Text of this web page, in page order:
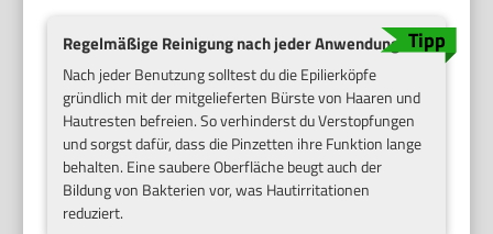
Regelmäßige Reinigung nach jeder Anwendung
Nach jeder Benutzung solltest du die Epilierköpfe
gründlich mit der mitgelieferten Bürste von Haaren und
Hautresten befreien. So verhinderst du Verstopfungen
und sorgst dafür, dass die Pinzetten ihre Funktion lange
behalten. Eine saubere Oberfläche beugt auch der
Bildung von Bakterien vor, was Hautirritationen
reduziert.